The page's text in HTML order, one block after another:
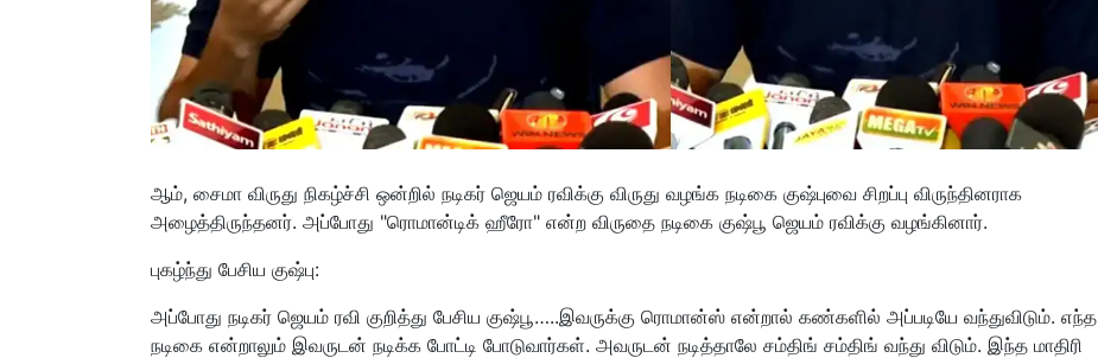
ஆம், சைமா விருது நிகழ்ச்சி ஒன்றில் நடிகர் ஜெயம் ரவிக்கு விருது வழங்க நடிகை குஷ்புவை சிறப்பு விருந்தினராக
அழைத்திருந்தனர். அப்போது "ரொமான்டிக் ஹீரோ" என்ற விருதை நடிகை குஷ்பூ ஜெயம் ரவிக்கு வழங்கினார்.
புகழ்ந்து பேசிய குஷ்பு:
அப்போது நடிகர் ஜெயம் ரவி குறித்து பேசிய குஷ்பூ…..இவருக்கு ரொமான்ஸ் என்றால் கண்களில் அப்படியே வந்துவிடும். எந்த
நடிகை என்றாலும் இவருடன் நடிக்க போட்டி போடுவார்கள். அவருடன் நடித்தாலே சம்திங் சம்திங் வந்து விடும். இந்த மாதிரி